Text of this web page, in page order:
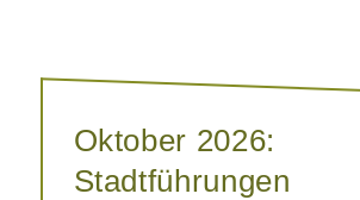
Oktober 2026:
Stadtführungen